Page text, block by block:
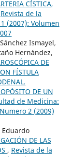
CÍSTICA,
Revista de la
(2007): Volumen
Ismayel,
Hernández,
DE
FÍSTULA
DE UN
de Medicina:
2 (2009)
Eduardo
DE LAS
, Revista de la